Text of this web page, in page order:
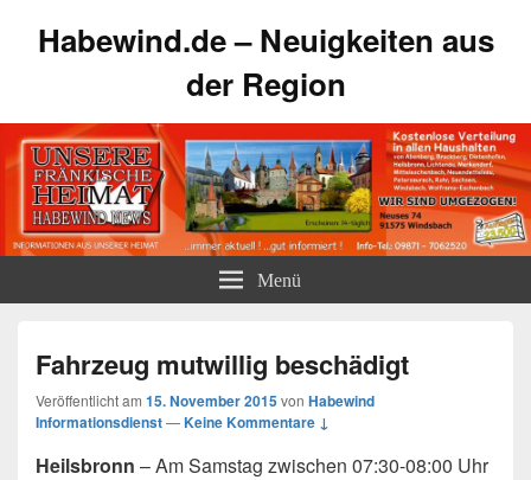
Habewind.de – Neuigkeiten aus
der Region
Menü
Fahrzeug mutwillig beschädigt
Veröffentlicht am 15. November 2015von Habewind
Informationsdienst—Keine Kommentare ↓
Heilsbronn – Am Samstag zwischen 07:30-08:00 Uhr